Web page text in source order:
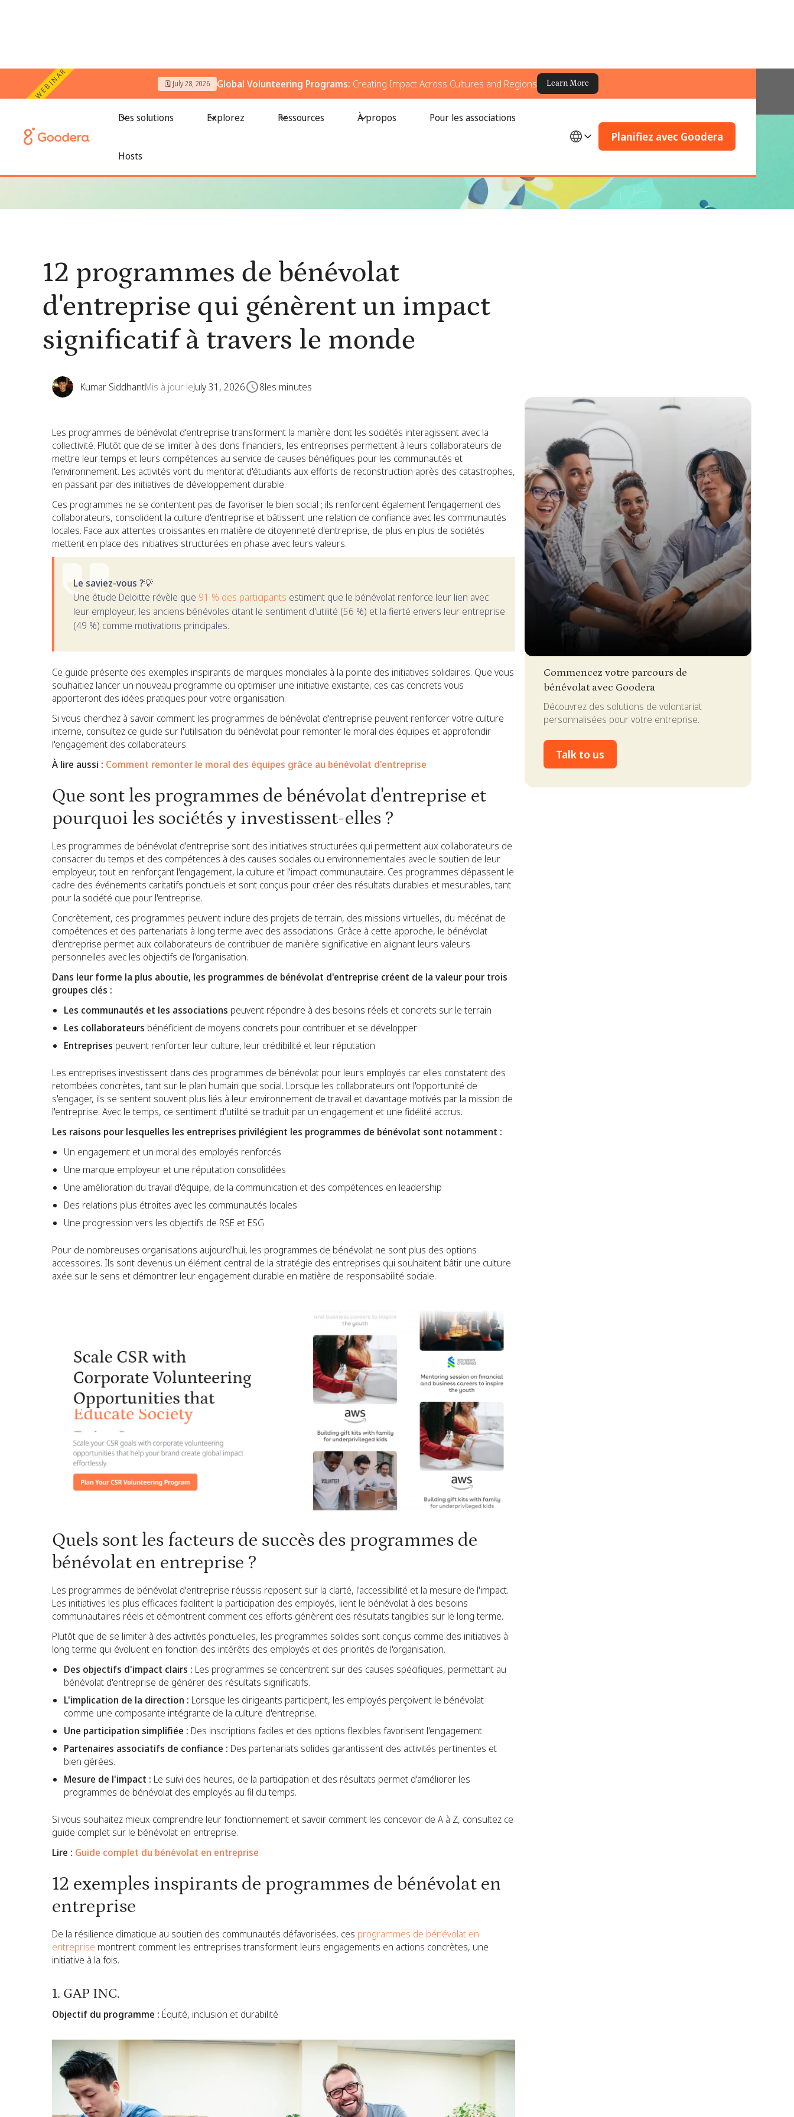
WEBINAR 🗓️ July 28, 2026 Global Volunteering Programs: Creating Impact Across Cultures and Regions Learn More
Des solutions Explorez Ressources À propos Pour les associations
Hosts
Planifiez avec Goodera
← Tous les blogs 12 programmes de bénévolat d'entreprise qui génèrent un impact significatif à travers le monde
12 programmes de bénévolat
d'entreprise qui génèrent un impact
significatif à travers le monde
Kumar SiddhantMis à jour leJuly 31, 2026 8les minutes
Les programmes de bénévolat d'entreprise transforment la manière dont les sociétés interagissent avec la
collectivité. Plutôt que de se limiter à des dons financiers, les entreprises permettent à leurs collaborateurs de
mettre leur temps et leurs compétences au service de causes bénéfiques pour les communautés et
l'environnement. Les activités vont du mentorat d'étudiants aux efforts de reconstruction après des catastrophes,
en passant par des initiatives de développement durable.
Ces programmes ne se contentent pas de favoriser le bien social ; ils renforcent également l'engagement des
collaborateurs, consolident la culture d'entreprise et bâtissent une relation de confiance avec les communautés
locales. Face aux attentes croissantes en matière de citoyenneté d'entreprise, de plus en plus de sociétés
mettent en place des initiatives structurées en phase avec leurs valeurs.
Le saviez-vous ?💡
Une étude Deloitte révèle que 91 % des participants estiment que le bénévolat renforce leur lien avec
leur employeur, les anciens bénévoles citant le sentiment d'utilité (56 %) et la fierté envers leur entreprise
(49 %) comme motivations principales.
Ce guide présente des exemples inspirants de marques mondiales à la pointe des initiatives solidaires. Que vous
souhaitiez lancer un nouveau programme ou optimiser une initiative existante, ces cas concrets vous
apporteront des idées pratiques pour votre organisation.
Si vous cherchez à savoir comment les programmes de bénévolat d'entreprise peuvent renforcer votre culture
interne, consultez ce guide sur l'utilisation du bénévolat pour remonter le moral des équipes et approfondir
l'engagement des collaborateurs.
À lire aussi : Comment remonter le moral des équipes grâce au bénévolat d'entreprise
Que sont les programmes de bénévolat d'entreprise et
pourquoi les sociétés y investissent-elles ?
Les programmes de bénévolat d'entreprise sont des initiatives structurées qui permettent aux collaborateurs de
consacrer du temps et des compétences à des causes sociales ou environnementales avec le soutien de leur
employeur, tout en renforçant l'engagement, la culture et l'impact communautaire. Ces programmes dépassent le
cadre des événements caritatifs ponctuels et sont conçus pour créer des résultats durables et mesurables, tant
pour la société que pour l'entreprise.
Concrètement, ces programmes peuvent inclure des projets de terrain, des missions virtuelles, du mécénat de
compétences et des partenariats à long terme avec des associations. Grâce à cette approche, le bénévolat
d'entreprise permet aux collaborateurs de contribuer de manière significative en alignant leurs valeurs
personnelles avec les objectifs de l'organisation.
Dans leur forme la plus aboutie, les programmes de bénévolat d'entreprise créent de la valeur pour trois
groupes clés :
Les communautés et les associations peuvent répondre à des besoins réels et concrets sur le terrain
Les collaborateurs bénéficient de moyens concrets pour contribuer et se développer
Entreprises peuvent renforcer leur culture, leur crédibilité et leur réputation
Les entreprises investissent dans des programmes de bénévolat pour leurs employés car elles constatent des
retombées concrètes, tant sur le plan humain que social. Lorsque les collaborateurs ont l'opportunité de
s'engager, ils se sentent souvent plus liés à leur environnement de travail et davantage motivés par la mission de
l'entreprise. Avec le temps, ce sentiment d'utilité se traduit par un engagement et une fidélité accrus.
Les raisons pour lesquelles les entreprises privilégient les programmes de bénévolat sont notamment :
Un engagement et un moral des employés renforcés
Une marque employeur et une réputation consolidées
Une amélioration du travail d'équipe, de la communication et des compétences en leadership
Des relations plus étroites avec les communautés locales
Une progression vers les objectifs de RSE et ESG
Pour de nombreuses organisations aujourd'hui, les programmes de bénévolat ne sont plus des options
accessoires. Ils sont devenus un élément central de la stratégie des entreprises qui souhaitent bâtir une culture
axée sur le sens et démontrer leur engagement durable en matière de responsabilité sociale.
Quels sont les facteurs de succès des programmes de
bénévolat en entreprise ?
Les programmes de bénévolat d'entreprise réussis reposent sur la clarté, l'accessibilité et la mesure de l'impact.
Les initiatives les plus efficaces facilitent la participation des employés, lient le bénévolat à des besoins
communautaires réels et démontrent comment ces efforts génèrent des résultats tangibles sur le long terme.
Plutôt que de se limiter à des activités ponctuelles, les programmes solides sont conçus comme des initiatives à
long terme qui évoluent en fonction des intérêts des employés et des priorités de l'organisation.
Des objectifs d'impact clairs : Les programmes se concentrent sur des causes spécifiques, permettant au
bénévolat d'entreprise de générer des résultats significatifs.
L'implication de la direction : Lorsque les dirigeants participent, les employés perçoivent le bénévolat
comme une composante intégrante de la culture d'entreprise.
Une participation simplifiée : Des inscriptions faciles et des options flexibles favorisent l'engagement.
Partenaires associatifs de confiance : Des partenariats solides garantissent des activités pertinentes et
bien gérées.
Mesure de l'impact : Le suivi des heures, de la participation et des résultats permet d'améliorer les
programmes de bénévolat des employés au fil du temps.
Si vous souhaitez mieux comprendre leur fonctionnement et savoir comment les concevoir de A à Z, consultez ce
guide complet sur le bénévolat en entreprise.
Lire : Guide complet du bénévolat en entreprise
12 exemples inspirants de programmes de bénévolat en
entreprise
De la résilience climatique au soutien des communautés défavorisées, ces programmes de bénévolat en
entreprise montrent comment les entreprises transforment leurs engagements en actions concrètes, une
initiative à la fois.
1. GAP INC.
Objectif du programme : Équité, inclusion et durabilité
Commencez votre parcours de
bénévolat avec Goodera
Découvrez des solutions de volontariat
personnalisées pour votre entreprise.
Talk to us